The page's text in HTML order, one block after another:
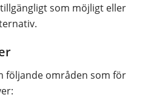
som möjligt eller
följande områden som för